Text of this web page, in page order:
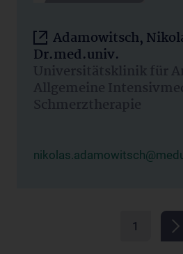
Adamowitsch,
Dr.med.univ.
Universitätsklinik für
Allgemeine
Schmerztherapie
1